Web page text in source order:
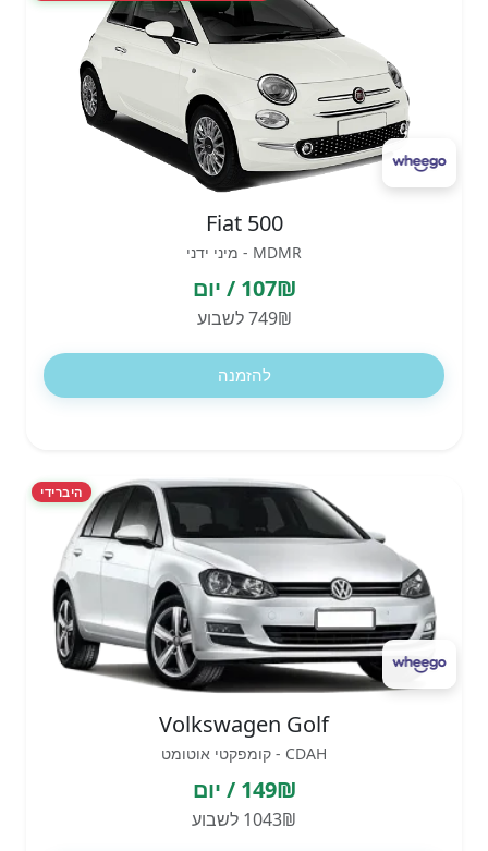
Fiat 500
MDMR - מיני ידני
107₪ / יום
749₪ לשבוע
להזמנה
היברידי
Volkswagen Golf
CDAH - קומפקטי אוטומט
149₪ / יום
1043₪ לשבוע